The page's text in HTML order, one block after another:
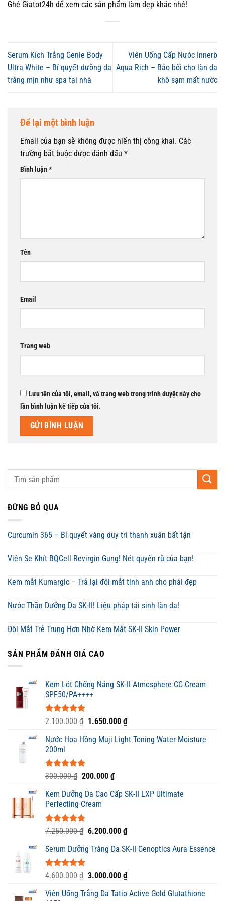
Ghé Giatot24h để xem các sản phẩm làm đẹp khác nhé!
Serum Kích Trắng Genie Body
Ultra White – Bí quyết dưỡng da
trắng mịn như spa tại nhà
Viên Uống Cấp Nước Innerb
Aqua Rich – Bảo bối cho làn da
khô sạm mất nước
Để lại một bình luận
Email của bạn sẽ không được hiển thị công khai. Các
trường bắt buộc được đánh dấu *
Bình luận*
Tên
Email
Trang web
Lưu tên của tôi, email, và trang web trong trình duyệt này cho
lần bình luận kế tiếp của tôi.
ĐỪNG BỎ QUA
Curcumin 365 – Bí quyết vàng duy trì thanh xuân bất tận
Viên Se Khít BQCell Revirgin Gung! Nét quyến rũ của bạn!
Kem mắt Kumargic – Trả lại đôi mắt tinh anh cho phái đẹp
Nước Thần Dưỡng Da SK-II! Liệu pháp tái sinh làn da!
Đôi Mắt Trẻ Trung Hơn Nhờ Kem Mắt SK-II Skin Power
SẢN PHẨM ĐÁNH GIÁ CAO
Kem Lót Chống Nắng SK-II Atmosphere CC Cream
SPF50/PA++++
Được xếp
5 sao
2.100.000₫ Giá
là:
1.650.000 ₫Giá
tại
Nước Hoa Hồng Muji Light Toning Water Moisture
200ml
Được xếp
5.00
5 sao
300.000₫ Giá
là:
300.000 ₫.
200.000 ₫Giá
tại
Kem Dưỡng Da Cao Cấp SK-II LXP Ultimate
Perfecting Cream
Được xếp
5 sao
7.250.000₫ Giá
là:
6.200.000 ₫Giá
tại
6.200.000 ₫.
Serum Dưỡng Trắng Da SK-II Genoptics Aura Essence
Được xếp
5 sao
4.600.000₫ Giá
là:
3.000.000 ₫Giá
tại
Viên Uống Trắng Da Tatio Active Gold Glutathione